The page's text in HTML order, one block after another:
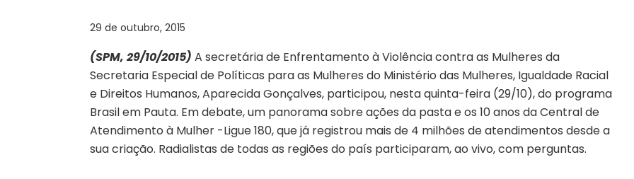
29 de outubro, 2015
(SPM, 29/10/2015) A secretária de Enfrentamento à Violência contra as Mulheres da
Secretaria Especial de Políticas para as Mulheres do Ministério das Mulheres, Igualdade Racial
e Direitos Humanos, Aparecida Gonçalves, participou, nesta quinta-feira (29/10), do programa
Brasil em Pauta. Em debate, um panorama sobre ações da pasta e os 10 anos da Central de
Atendimento à Mulher -Ligue 180, que já registrou mais de 4 milhões de atendimentos desde a
sua criação. Radialistas de todas as regiões do país participaram, ao vivo, com perguntas.